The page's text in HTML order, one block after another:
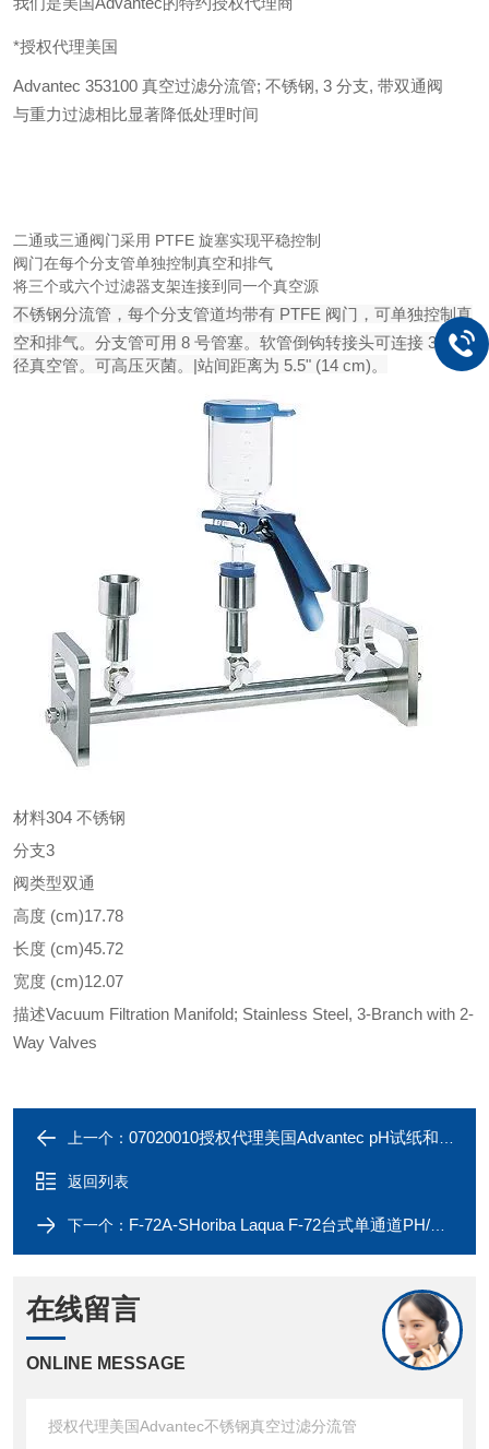
*授权代理美国
Advantec 353100 真空过滤分流管; 不锈钢, 3 分支, 带双通阀
与重力过滤相比显著降低处理时间
二通或三通阀门采用 PTFE 旋塞实现平稳控制
阀门在每个分支管单独控制真空和排气
将三个或六个过滤器支架连接到同一个真空源
不锈钢分流管，每个分支管道均带有 PTFE 阀门，可单独控制真
空和排气。分支管可用 8 号管塞。软管倒钩转接头可连接 3/8" 内
径真空管。可高压灭菌。|站间距离为 5.5" (14 cm)。
材料304 不锈钢
分支3
阀类型双通
高度 (cm)17.78
长度 (cm)45.72
宽度 (cm)12.07
描述Vacuum Filtration Manifold; Stainless Steel, 3-Branch with 2-
Way Valves
上一个： 07020010授权代理美国Advantec pH试纸和指示剂条
返回列表
下一个： F-72A-SHoriba Laqua F-72台式单通道PH/离子测量仪
在线留言
ONLINE MESSAGE